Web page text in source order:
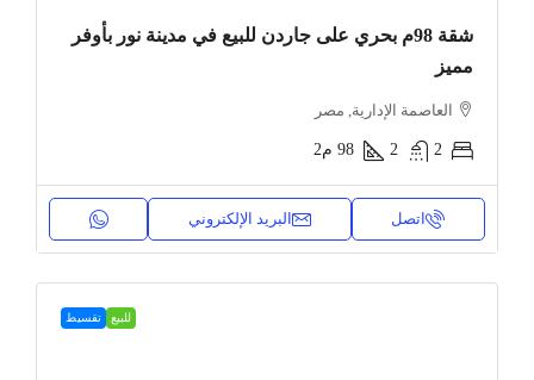
شقة 98م بحري على جاردن للبيع في مدينة نور بأوفر
مميز
العاصمة الإدارية, مصر
2
2
98 م2
اتصل البريد الإلكتروني
للبيع تقسيط